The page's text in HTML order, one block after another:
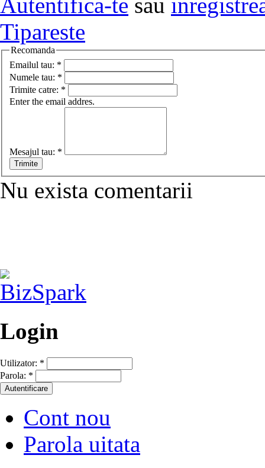
Autentifica-te sau
Tipareste
Recomanda
Emailul tau: *
Numele tau: *
Trimite catre: *
Enter the email addres.
Mesajul tau: *
Nu exista comentarii
Login
Utilizator: *
Parola: *
Cont nou
Parola uitata